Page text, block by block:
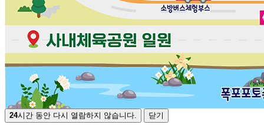
24시간 동안 다시 열람하지 않습니다. 닫기